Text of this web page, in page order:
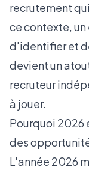
recrutement
ce contexte,
d'identifier et
devient un
recruteur
à jouer.
Pourquoi 2026
des
L'année 2026